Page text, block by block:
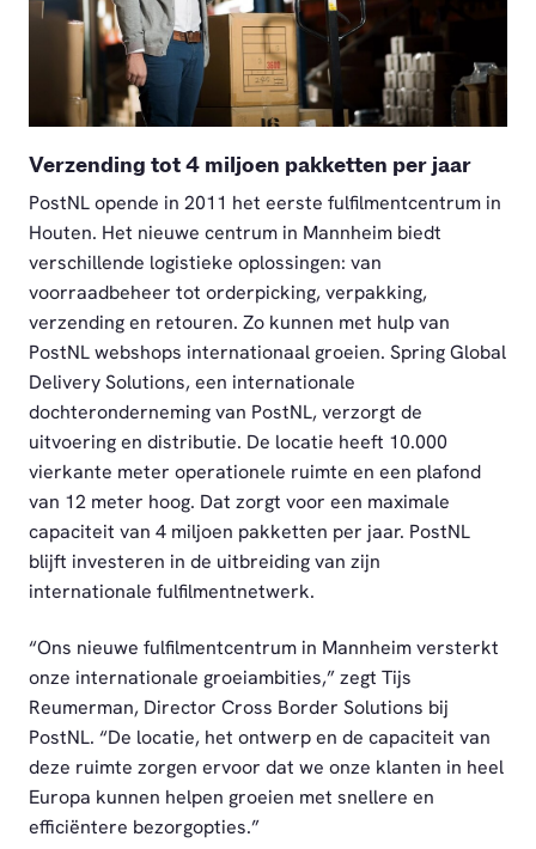
JPEG
Verzending tot 4 miljoen pakketten per jaar
PostNL opende in 2011 het eerste fulfilmentcentrum in
Houten. Het nieuwe centrum in Mannheim biedt
verschillende logistieke oplossingen: van
voorraadbeheer tot orderpicking, verpakking,
verzending en retouren. Zo kunnen met hulp van
PostNL webshops internationaal groeien. Spring Global
Delivery Solutions, een internationale
dochteronderneming van PostNL, verzorgt de
uitvoering en distributie. De locatie heeft 10.000
vierkante meter operationele ruimte en een plafond
van 12 meter hoog. Dat zorgt voor een maximale
capaciteit van 4 miljoen pakketten per jaar. PostNL
blijft investeren in de uitbreiding van zijn
internationale fulfilmentnetwerk.
“Ons nieuwe fulfilmentcentrum in Mannheim versterkt
onze internationale groeiambities,” zegt Tijs
Reumerman, Director Cross Border Solutions bij
PostNL. “De locatie, het ontwerp en de capaciteit van
deze ruimte zorgen ervoor dat we onze klanten in heel
Europa kunnen helpen groeien met snellere en
efficiëntere bezorgopties.”